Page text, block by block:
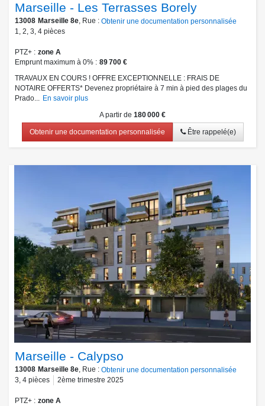
Marseille - Les Terrasses Borely
13008 Marseille 8e, Rue : Obtenir une documentation personnalisée
1, 2, 3, 4 pièces
PTZ+
zone A
Emprunt maximum à 0%
89 700 €
TRAVAUX EN COURS ! OFFRE EXCEPTIONNELLE : FRAIS DE
NOTAIRE OFFERTS* Devenez propriétaire à 7 min à pied des plages du
Prado... En savoir plus
A partir de 180 000 €
Obtenir une documentation personnalisée Être rappelé(e)
Marseille - Calypso
13008 Marseille 8e, Rue : Obtenir une documentation personnalisée
3, 4 pièces 2ème trimestre 2025
PTZ+ zone A